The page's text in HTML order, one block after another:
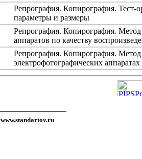
Репрография. Копирография. Тест-
параметры и размеры
Репрография. Копирография.
аппаратов по качеству
Репрография. Копирография. Метод
электрофотографических аппаратах
www.standartov.ru